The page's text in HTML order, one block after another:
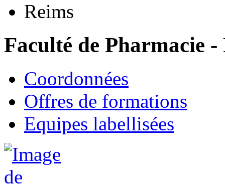
Reims
Faculté de Pharmacie -
Coordonnées
Offres de formations
Equipes labellisées